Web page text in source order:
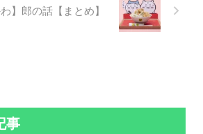
わ】郎の話【まとめ】
事